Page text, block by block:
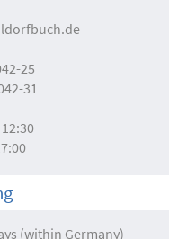
25
31
(within Germany)